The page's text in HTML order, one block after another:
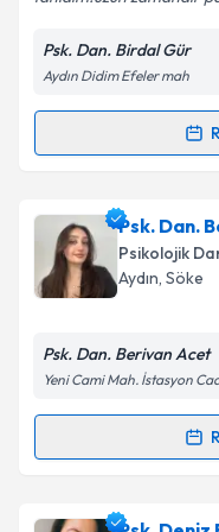
Kişisel
Metni'ni
kapsamda
Psk. Dan. Birdal Gür
Aydın Didim Efeler mah
Randevu
Psk. Dan. Birdal
oluşturun. Size bu
takvim
Kişisel
Metni'ni
Psk. Dan.
Psikolojik
Aydın, Söke
Psk. Dan. Berivan Acet
Yeni Cami Mah. İstasyon
Randevu
Psk. Dan.